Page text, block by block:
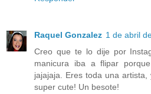
Raquel Gonzalez 1 de abril
Creo que te lo dije por
manicura iba a flipar
jajajaja. Eres toda una
super cute! Un besote!